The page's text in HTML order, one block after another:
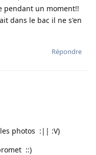
pendant un moment!!
dans le bac il ne s'en
Répondre
les photos :|| :V)
::)